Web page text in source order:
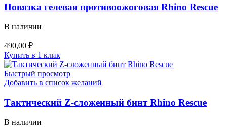
Повязка гелевая противоожоговая Rhino Rescue
В наличии
490,00 ₽
Купить в 1 клик
Быстрый просмотр
Добавить в список желаний
Тактический Z-сложенный бинт Rhino Rescue
В наличии